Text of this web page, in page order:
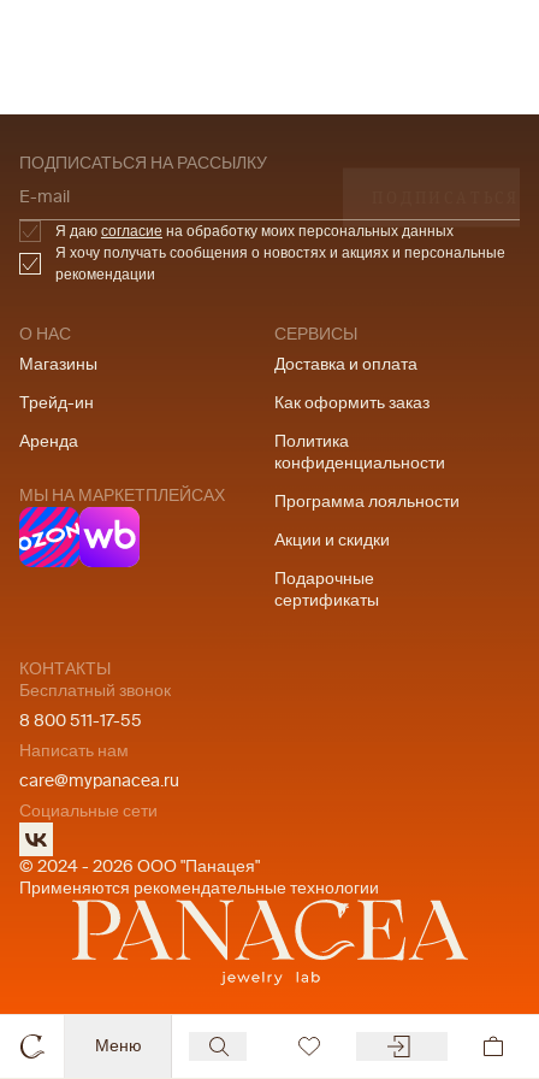
Меню
О НАС
Магазины
Трейд-ин
Аренда
МЫ НА МАРКЕТПЛЕЙСАХ
СЕРВИСЫ
Доставка и оплата
Как оформить заказ
Политика
конфиденциальности
Программа лояльности
Акции и скидки
Подарочные
сертификаты
КОНТАКТЫ
Бесплатный звонок
8 800 511-17-55
Написать нам
care@mypanacea.ru
Социальные сети
© 2024 - 2026 ООО "Панацея"
Применяются рекомендательные технологии
ПОДПИСАТЬСЯ НА РАССЫЛКУ
E-mail
Я даю согласие на обработку моих персональных данных
Я хочу получать сообщения о новостях и акциях и персональные
рекомендации